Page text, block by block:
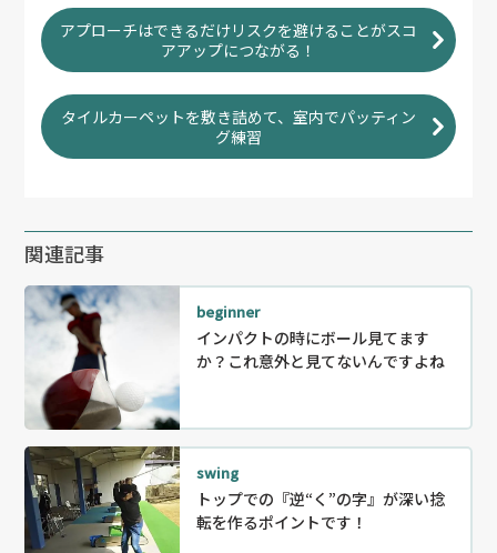
アプローチはできるだけリスクを避けることがスコ
アアップにつながる！
タイルカーペットを敷き詰めて、室内でパッティン
グ練習
関連記事
beginner
インパクトの時にボール見てます
か？これ意外と見てないんですよね
swing
トップでの『逆“く”の字』が深い捻
転を作るポイントです！